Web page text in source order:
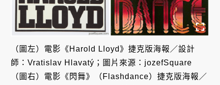
（圖左）電影《Harold Lloyd》捷克版海報／設計
師：Vratislav Hlavatý；圖片來源：jozefSquare
（圖右）電影《閃舞》（Flashdance）捷克版海報／